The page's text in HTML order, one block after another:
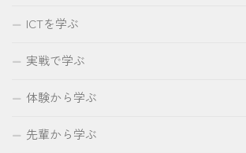
ICTを学ぶ
実戦で学ぶ
体験から学ぶ
先輩から学ぶ